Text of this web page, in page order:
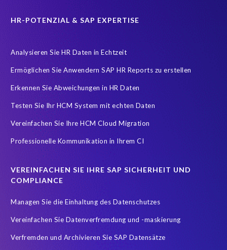
HR-POTENZIAL & SAP EXPERTISE
Analysieren Sie HR Daten in Echtzeit
Ermöglichen Sie Anwendern SAP HR Reports zu erstellen
Erkennen Sie Abweichungen in HR Daten
Testen Sie Ihr HCM System mit echten Daten
Vereinfachen Sie Ihre HCM Cloud Migration
Professionelle Kommunikation in Ihrem CI
VEREINFACHEN SIE IHRE SAP SICHERHEIT UND
COMPLIANCE
Managen Sie die Einhaltung des Datenschutzes
Vereinfachen Sie Datenverfremdung und -maskierung
Verfremden und Archivieren Sie SAP Datensätze